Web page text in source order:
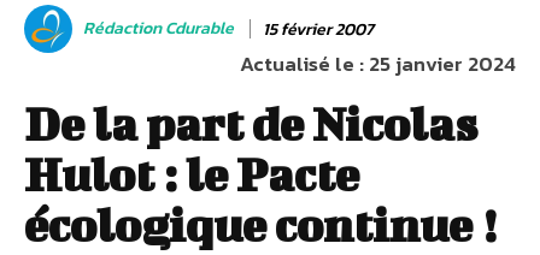
Rédaction Cdurable 15 février 2007
Actualisé le :25 janvier 2024
De la part de Nicolas
Hulot : le Pacte
écologique continue !